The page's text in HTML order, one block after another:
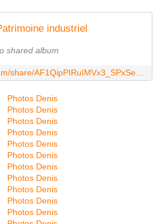
industriel
shared album